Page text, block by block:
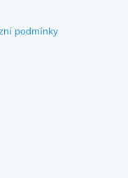
podmínky